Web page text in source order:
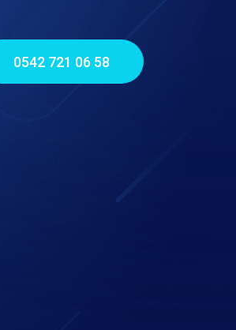
0542 721 06 58